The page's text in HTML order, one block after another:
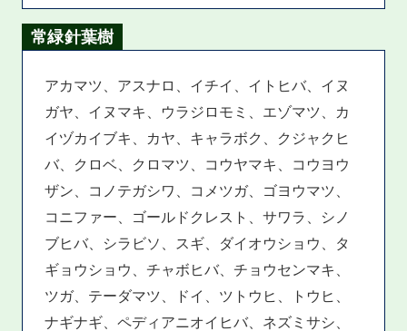
常緑針葉樹
アカマツ、アスナロ、イチイ、イトヒバ、イヌ
ガヤ、イヌマキ、ウラジロモミ、エゾマツ、カ
イヅカイブキ、カヤ、キャラボク、クジャクヒ
バ、クロベ、クロマツ、コウヤマキ、コウヨウ
ザン、コノテガシワ、コメツガ、ゴヨウマツ、
コニファー、ゴールドクレスト、サワラ、シノ
ブヒバ、シラビソ、スギ、ダイオウショウ、タ
ギョウショウ、チャボヒバ、チョウセンマキ、
ツガ、テーダマツ、ドイ、ツトウヒ、トウヒ、
ナギナギ、ペディアニオイヒバ、ネズミサシ、